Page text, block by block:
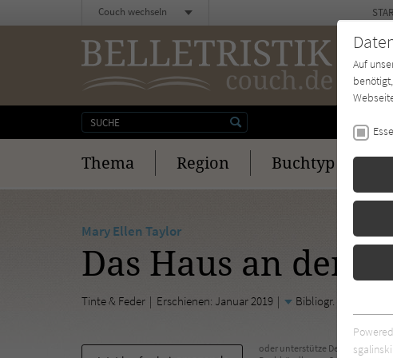
Thema Region Buchtyp
Couch wechseln
Mary Ellen Taylor
Das Haus an der
Tinte & Feder Erschienen: Januar 2019 Bibliogr. Angaben
oder unterstütze Deinen
Auf